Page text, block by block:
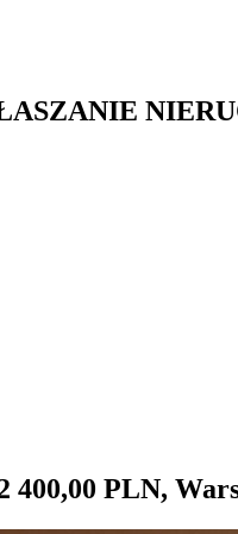
PLN,